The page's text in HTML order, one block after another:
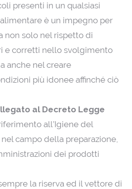
presenti in un qualsiasi
è un impegno per
non solo nel rispetto di
e corretti nello svolgimento
anche nel creare
più idonee affinché ciò
al Decreto Legge
all’Igiene del
campo della preparazione,
dei prodotti
la riserva ed il vettore di